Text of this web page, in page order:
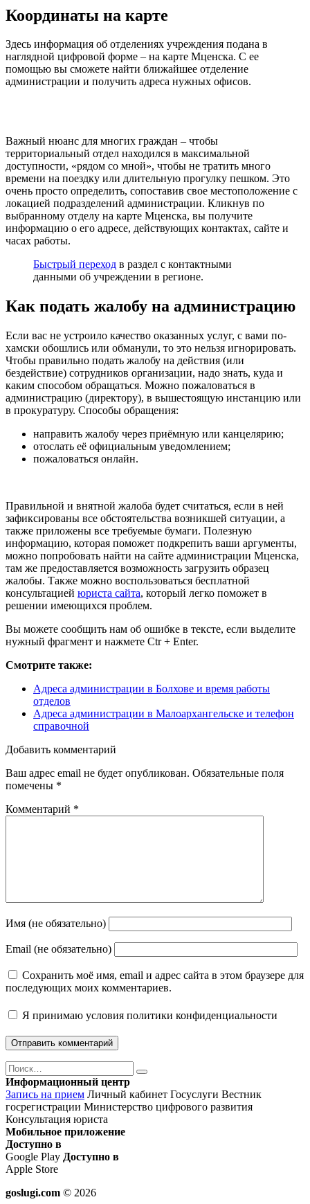
Координаты на карте
Здесь информация об отделениях учреждения подана в
наглядной цифровой форме – на карте Мценска. С ее
помощью вы сможете найти ближайшее отделение
администрации и получить адреса нужных офисов.
Важный нюанс для многих граждан – чтобы
территориальный отдел находился в максимальной
доступности, «рядом со мной», чтобы не тратить много
времени на поездку или длительную прогулку пешком. Это
очень просто определить, сопоставив свое местоположение с
локацией подразделений администрации. Кликнув по
выбранному отделу на карте Мценска, вы получите
информацию о его адресе, действующих контактах, сайте и
часах работы.
Быстрый переход в раздел с контактными
данными об учреждении в регионе.
Как подать жалобу на администрацию
Если вас не устроило качество оказанных услуг, с вами по-
хамски обошлись или обманули, то это нельзя игнорировать.
Чтобы правильно подать жалобу на действия (или
бездействие) сотрудников организации, надо знать, куда и
каким способом обращаться. Можно пожаловаться в
администрацию (директору), в вышестоящую инстанцию или
в прокуратуру. Способы обращения:
направить жалобу через приёмную или канцелярию;
отослать её официальным уведомлением;
пожаловаться онлайн.
Правильной и внятной жалоба будет считаться, если в ней
зафиксированы все обстоятельства возникшей ситуации, а
также приложены все требуемые бумаги. Полезную
информацию, которая поможет подкрепить ваши аргументы,
можно попробовать найти на сайте администрации Мценска,
там же предоставляется возможность загрузить образец
жалобы. Также можно воспользоваться бесплатной
консультацией юриста сайта, который легко поможет в
решении имеющихся проблем.
Вы можете сообщить нам об ошибке в тексте, если выделите
нужный фрагмент и нажмете Ctr + Enter.
Смотрите также:
Адреса администрации в Болхове и время работы
отделов
Адреса администрации в Малоархангельске и телефон
справочной
Добавить комментарий
Ваш адрес email не будет опубликован. Обязательные поля
помечены *
Комментарий *
Имя (не обязательно)
Email (не обязательно)
Сохранить моё имя, email и адрес сайта в этом браузере для
последующих моих комментариев.
Я принимаю условия политики конфиденциальности
Поиск
Найти
Информационный центр
Запись на прием Личный кабинет Госуслуги Вестник
госрегистрации Министерство цифрового развития
Консультация юриста
Мобильное приложение
Доступно в
Google Play Доступно в
Apple Store
goslugi.com © 2026